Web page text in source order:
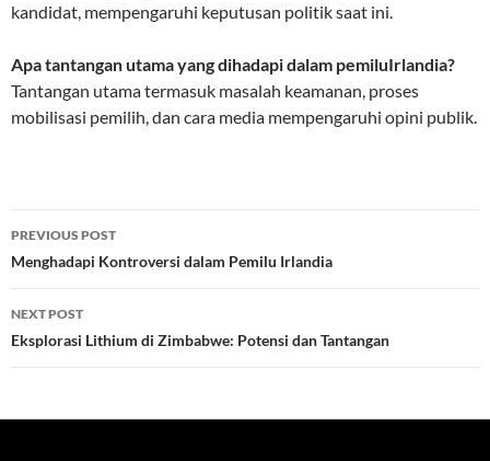
kandidat, mempengaruhi keputusan politik saat ini.
Apa tantangan utama yang dihadapi dalam pemiluIrlandia?
Tantangan utama termasuk masalah keamanan, proses
mobilisasi pemilih, dan cara media mempengaruhi opini publik.
Post
navigation
PREVIOUS POST
Menghadapi Kontroversi dalam Pemilu Irlandia
NEXT POST
Eksplorasi Lithium di Zimbabwe: Potensi dan Tantangan